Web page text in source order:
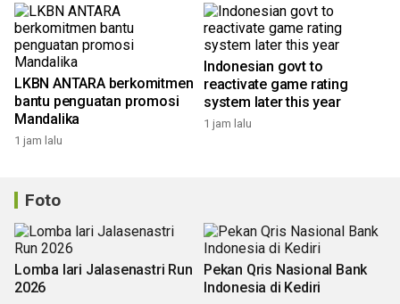
LKBN ANTARA berkomitmen
bantu penguatan promosi
Mandalika
1 jam lalu
Indonesian govt to
reactivate game rating
system later this year
1 jam lalu
Foto
Lomba lari Jalasenastri Run
2026
Pekan Qris Nasional Bank
Indonesia di Kediri